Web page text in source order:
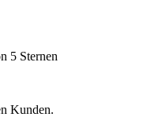
5 Sternen
Kunden.